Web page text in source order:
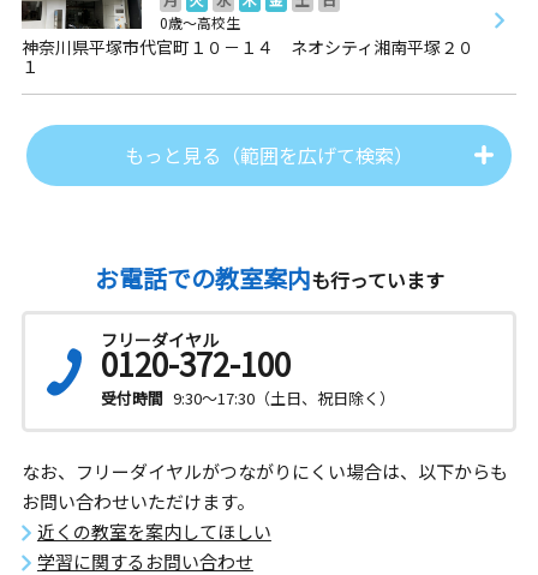
0歳～高校生
神奈川県平塚市代官町１０－１４ ネオシティ湘南平塚２０
１
もっと見る（範囲を広げて検索）
お電話での教室案内も行っています
フリーダイヤル
0120-372-100
受付時間 9:30～17:30（土日、祝日除く）
なお、フリーダイヤルがつながりにくい場合は、以下からも
お問い合わせいただけます。
近くの教室を案内してほしい
学習に関するお問い合わせ